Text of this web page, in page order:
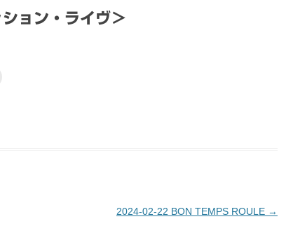
ン・ライヴ＞
2024-02-22 BON TEMPS ROULE →